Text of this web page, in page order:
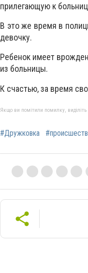
прилегающую к
В это же время в
девочку.
Ребенок имеет
из больницы.
К счастью, за время
Якщо ви помітили помилку, виділіть
#Дружковка